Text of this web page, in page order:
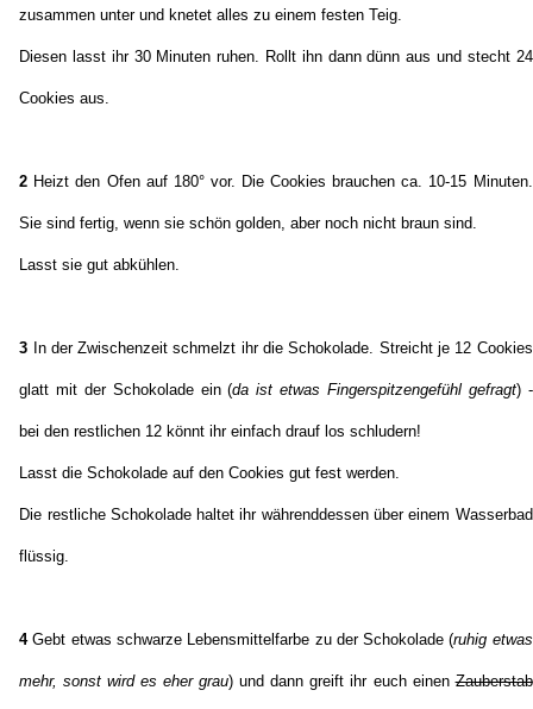
zusammen unter und knetet alles zu einem festen Teig.
Diesen lasst ihr 30 Minuten ruhen. Rollt ihn dann dünn aus und stecht 24
Cookies aus.
2 Heizt den Ofen auf 180° vor. Die Cookies brauchen ca. 10-15 Minuten.
Sie sind fertig, wenn sie schön golden, aber noch nicht braun sind.
Lasst sie gut abkühlen.
3 In der Zwischenzeit schmelzt ihr die Schokolade. Streicht je 12 Cookies
glatt mit der Schokolade ein (da ist etwas Fingerspitzengefühl gefragt) -
bei den restlichen 12 könnt ihr einfach drauf los schludern!
Lasst die Schokolade auf den Cookies gut fest werden.
Die restliche Schokolade haltet ihr währenddessen über einem Wasserbad
flüssig.
4Gebt etwas schwarze Lebensmittelfarbe zu der Schokolade (ruhig etwas
mehr, sonst wird es eher grau) und dann greift ihr euch einenZauberstab